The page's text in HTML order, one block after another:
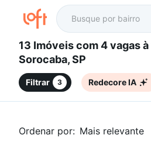
13 Imóveis com 4 vagas à venda em Jardim Santa Rosa,
Sorocaba, SP
Filtrar 3 Redecore IA
Ordenar por: Mais relevante